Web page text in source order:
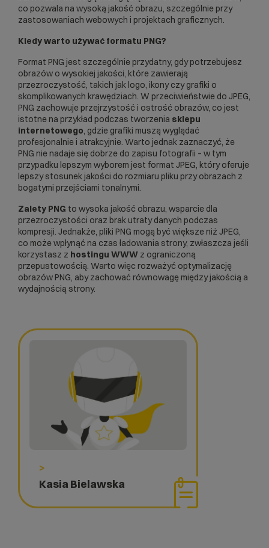
>
Kasia Bielawska
co pozwala na wysoką jakość obrazu, szczególnie przy
zastosowaniach webowych i projektach graficznych.
Kiedy warto używać formatu PNG?
Format PNG jest szczególnie przydatny, gdy potrzebujesz
obrazów o wysokiej jakości, które zawierają
przezroczystość, takich jak logo, ikony czy grafiki o
skomplikowanych krawędziach. W przeciwieństwie do JPEG,
PNG zachowuje przejrzystość i ostrość obrazów, co jest
istotne na przykład podczas tworzenia sklepu
internetowego, gdzie grafiki muszą wyglądać
profesjonalnie i atrakcyjnie. Warto jednak zaznaczyć, że
PNG nie nadaje się dobrze do zapisu fotografii – w tym
przypadku lepszym wyborem jest format JPEG, który oferuje
lepszy stosunek jakości do rozmiaru pliku przy obrazach z
bogatymi przejściami tonalnymi.
Zalety PNG to wysoka jakość obrazu, wsparcie dla
przezroczystości oraz brak utraty danych podczas
kompresji. Jednakże, pliki PNG mogą być większe niż JPEG,
co może wpłynąć na czas ładowania strony, zwłaszcza jeśli
korzystasz z hostingu WWW z ograniczoną
przepustowością. Warto więc rozważyć optymalizację
obrazów PNG, aby zachować równowagę między jakością a
wydajnością strony.